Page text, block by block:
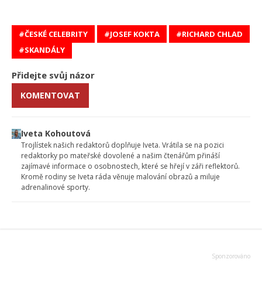
ČESKÉ CELEBRITY JOSEF KOKTA
RICHARD CHLAD
SKANDÁLY
Přidejte svůj názor
KOMENTOVAT
Iveta Kohoutová
Trojlístek našich redaktorů doplňuje Iveta. Vrátila se na pozici
redaktorky po mateřské dovolené a našim čtenářům přináší
zajímavé informace o osobnostech, které se hřejí v záři reflektorů.
Kromě rodiny se Iveta ráda věnuje malování obrazů a miluje
adrenalinové sporty.